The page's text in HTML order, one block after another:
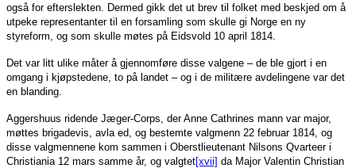
også for efterslekten. Dermed gikk det ut brev til folket med beskjed om å
utpeke representanter til en forsamling som skulle gi Norge en ny
styreform, og som skulle møtes på Eidsvold 10 april 1814.
Det var litt ulike måter å gjennomføre disse valgene – de ble gjort i en
omgang i kjøpstedene, to på landet – og i de militære avdelingene var det
en blanding.
Aggershuus ridende Jæger-Corps, der Anne Cathrines mann var major,
møttes brigadevis, avla ed, og bestemte valgmenn 22 februar 1814, og
disse valgmennene kom sammen i Oberstlieutenant Nilsons Qvarteer i
Christiania 12 mars samme år, og valgtet[xvii] da Major Valentin Christian